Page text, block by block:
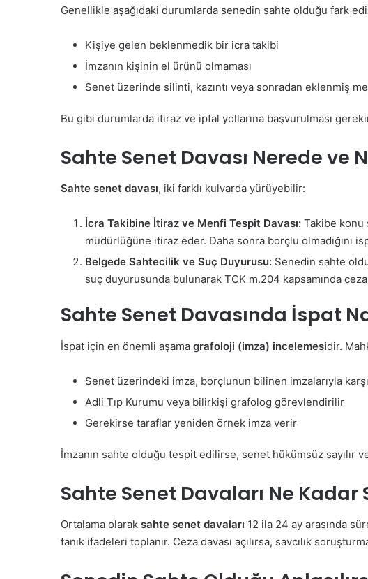
Genellikle aşağıdaki durumlarda senedin sahte olduğu fark
Kişiye gelen beklenmedik bir icra takibi
İmzanın kişinin el ürünü olmaması
Senet üzerinde silinti, kazıntı veya sonradan eklenmiş
Bu gibi durumlarda itiraz ve iptal yollarına başvurulması
Sahte Senet Davası Nerede ve
Sahte senet davası, iki farklı kulvarda yürüyebilir:
İcra Takibine İtiraz ve Menfi Tespit Davası: Takibe
müdürlüğüne itiraz eder. Daha sonra borçlu olmadığını
Belgede Sahtecilik ve Suç Duyurusu: Senedin sahte
suç duyurusunda bulunarak TCK m.204 kapsamında ceza
Sahte Senet Davasında İspat
İspat için en önemli aşama grafoloji (imza) incelemesidir.
Senet üzerindeki imza, borçlunun bilinen imzalarıyla
Adli Tıp Kurumu veya bilirkişi grafolog görevlendirilir
Gerekirse taraflar yeniden örnek imza verir
İmzanın sahte olduğu tespit edilirse, senet hükümsüz sayılır
Sahte Senet Davaları Ne Kadar
Ortalama olarak sahte senet davaları 12 ila 24 ay arasında
tanık ifadeleri toplanır. Ceza davası açılırsa, savcılık